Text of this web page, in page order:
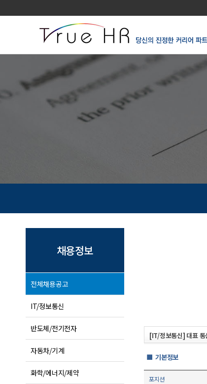
채용정보
전체채용공고
IT/정보통신
반도체/전기전자
자동차/기계
화학/에너지/제약
[IT/정보통신] 대표 통
■ 기본정보
포지션